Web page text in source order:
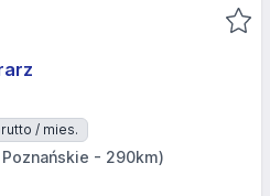
/ mies.
- 290km)